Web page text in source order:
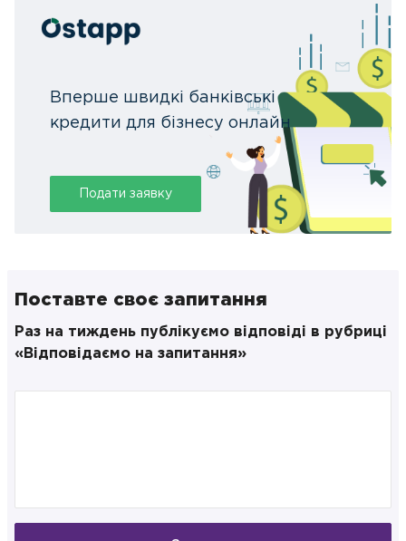
Вперше швидкі банківські
кредити для бізнесу онлайн
Подати заявку
Поставте своє запитання
Раз на тиждень публікуємо відповіді в рубриці
«Відповідаємо на запитання»